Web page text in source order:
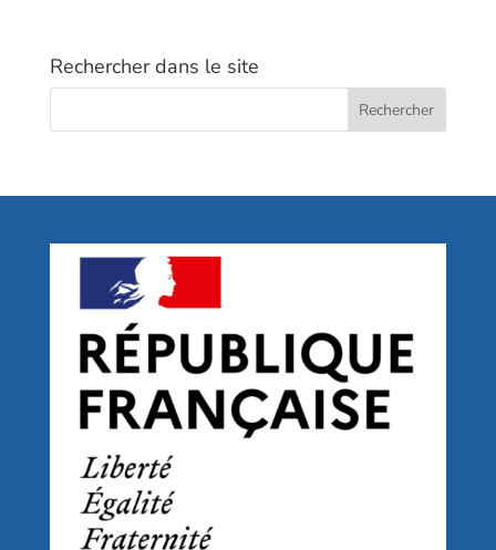
Rechercher dans le site